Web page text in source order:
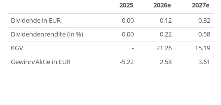
2025 2026e
2027e
Dividende in EUR
0.00 0.12
0.32
Dividendenrendite (in %)
0.00 0.22
0.58
KGV
- 21.26
15.19
Gewinn/Aktie in EUR
-5.22 2.58 3.61